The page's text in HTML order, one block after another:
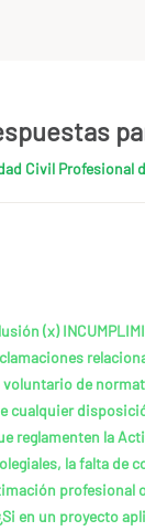
Civil Profesional
(x)
de
cualquier
reglamenten la
la falta de
profesional
en un proyecto